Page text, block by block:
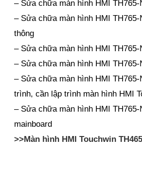
– Sửa chữa màn hình HMI
– Sửa chữa màn hình HMI
thông
– Sửa chữa màn hình HMI
– Sửa chữa màn hình HMI TH765-
– Sửa chữa màn hình HMI
trình, cần lập trình màn hình HMI
– Sửa chữa màn hình HMI
mainboard
>>Màn hình HMI Touchwin TH465